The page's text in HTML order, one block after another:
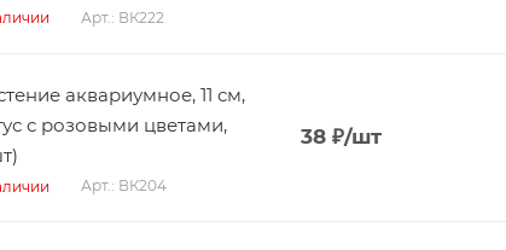
Арт.: ВК222
аквариумное, 11 см,
с розовыми цветами,
Арт.: ВК204
38₽/шт